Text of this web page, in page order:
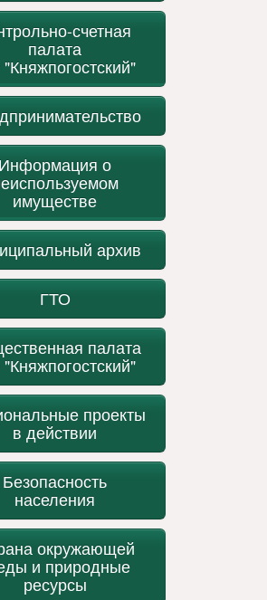
счетная
палата
Информация о
имуществе
архив
ГТО
палата
проекты
в действии
Безопасность
населения
окружающей
и природные
ресурсы